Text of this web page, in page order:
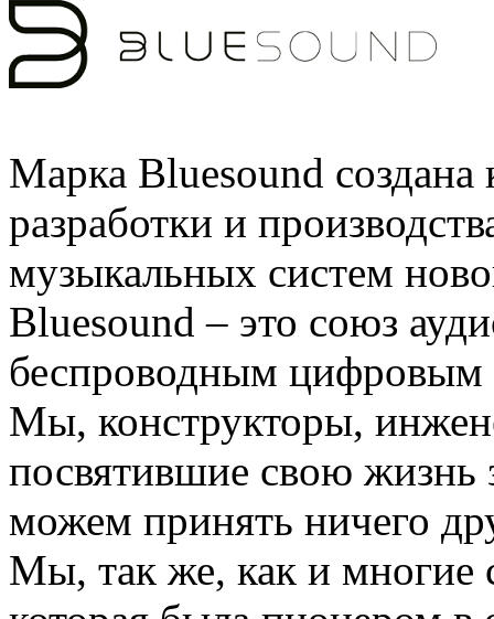
Марка Bluesound
разработки и
музыкальных систем
Bluesound – это союз
беспроводным цифровым
Мы, конструкторы,
посвятившие свою жизнь
можем принять ничего
Мы, так же, как и многие